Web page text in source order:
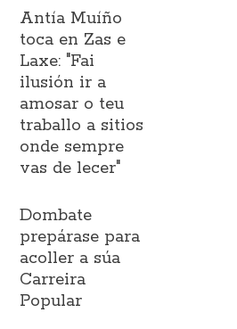
Antía Muíño
toca en Zas e
Laxe: "Fai
ilusión ir a
amosar o teu
traballo a sitios
onde sempre
vas de lecer"
Dombate
prepárase para
acoller a súa
Carreira
Popular